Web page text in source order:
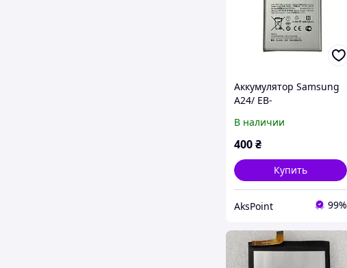
Аккумулятор Samsung
A24/ EB-
Original PRC
В наличии
400₴
Купить
AksPoint 99%